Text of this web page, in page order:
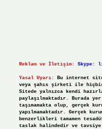
Reklam ve İletişim: Skype:
Yasal Uyarı:
Bu internet
veya şahıs şirketi ile hiçbir
Sitede yalnızca kendi
paylaşılmaktadır. Burada
taşımamakta olup, gerçek
yapılmamaktadır. Gerçek
benzerlikleri tamamen
taslak halindedir ve